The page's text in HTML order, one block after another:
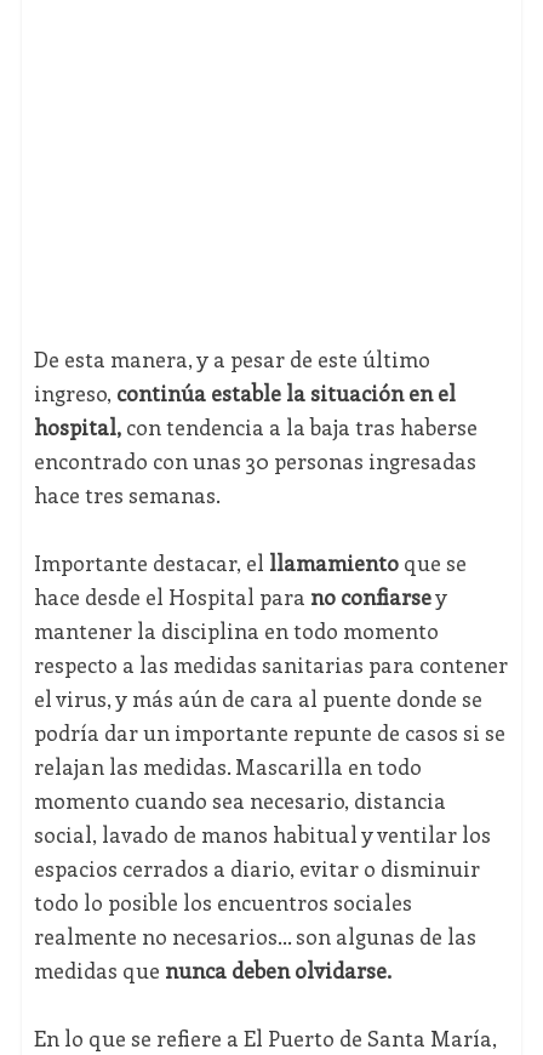
De esta manera, y a pesar de este último
ingreso, continúa estable la situación en el
hospital,con tendencia a la baja tras haberse
encontrado con unas 30 personas ingresadas
hace tres semanas.
Importante destacar, el llamamientoque se
hace desde el Hospital para no confiarsey
mantener la disciplina en todo momento
respecto a las medidas sanitarias para contener
el virus, y más aún de cara al puente donde se
podría dar un importante repunte de casos si se
relajan las medidas. Mascarilla en todo
momento cuando sea necesario, distancia
social, lavado de manos habitual y ventilar los
espacios cerrados a diario, evitar o disminuir
todo lo posible los encuentros sociales
realmente no necesarios... son algunas de las
medidas que nunca deben olvidarse.
En lo que se refiere a El Puerto de Santa María,